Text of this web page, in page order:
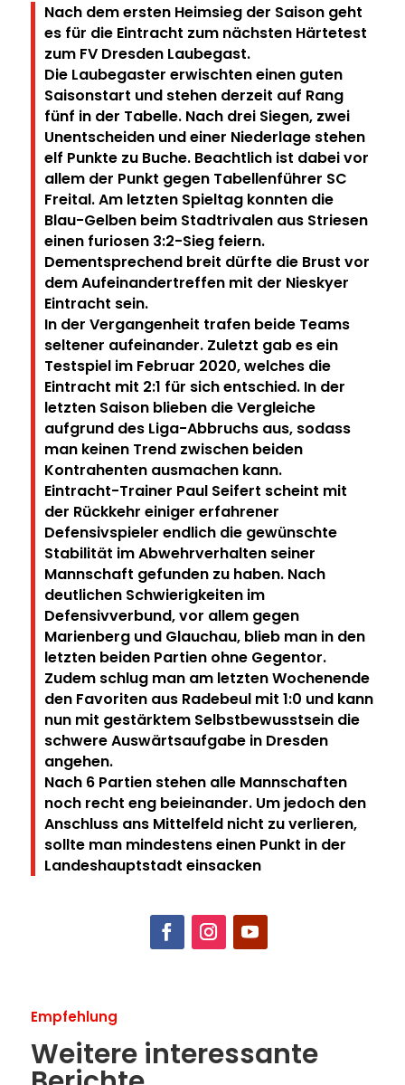
Nach dem ersten Heimsieg der Saison geht
es für die Eintracht zum nächsten Härtetest
zum FV Dresden Laubegast.
Die Laubegaster erwischten einen guten
Saisonstart und stehen derzeit auf Rang
fünf in der Tabelle. Nach drei Siegen, zwei
Unentscheiden und einer Niederlage stehen
elf Punkte zu Buche. Beachtlich ist dabei vor
allem der Punkt gegen Tabellenführer SC
Freital. Am letzten Spieltag konnten die
Blau-Gelben beim Stadtrivalen aus Striesen
einen furiosen 3:2-Sieg feiern.
Dementsprechend breit dürfte die Brust vor
dem Aufeinandertreffen mit der Nieskyer
Eintracht sein.
In der Vergangenheit trafen beide Teams
seltener aufeinander. Zuletzt gab es ein
Testspiel im Februar 2020, welches die
Eintracht mit 2:1 für sich entschied. In der
letzten Saison blieben die Vergleiche
aufgrund des Liga-Abbruchs aus, sodass
man keinen Trend zwischen beiden
Kontrahenten ausmachen kann.
Eintracht-Trainer Paul Seifert scheint mit
der Rückkehr einiger erfahrener
Defensivspieler endlich die gewünschte
Stabilität im Abwehrverhalten seiner
Mannschaft gefunden zu haben. Nach
deutlichen Schwierigkeiten im
Defensivverbund, vor allem gegen
Marienberg und Glauchau, blieb man in den
letzten beiden Partien ohne Gegentor.
Zudem schlug man am letzten Wochenende
den Favoriten aus Radebeul mit 1:0 und kann
nun mit gestärktem Selbstbewusstsein die
schwere Auswärtsaufgabe in Dresden
angehen.
Nach 6 Partien stehen alle Mannschaften
noch recht eng beieinander. Um jedoch den
Anschluss ans Mittelfeld nicht zu verlieren,
sollte man mindestens einen Punkt in der
Landeshauptstadt einsacken
Empfehlung
Weitere interessante